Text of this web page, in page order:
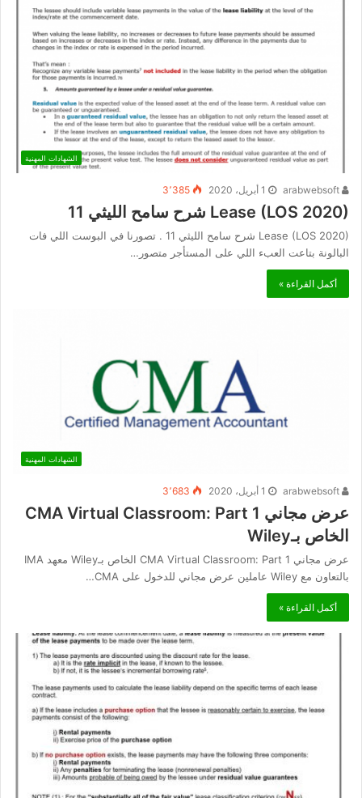
الشهادات المهنية
1 أبريل، 2020 3٬385
Lease (LOS 2020) شرح سامح الليثي 11
Lease (LOS 2020) شرح سامح الليثي 11 . تصورنا في البوست اللي فات
البالونة بتاعت العبء اللي على المستأجر متصور…
أكمل القراءة »
الشهادات المهنية
1 أبريل، 2020 3٬683
عرض مجاني CMA Virtual Classroom: Part 1
الخاص بـWiley
عرض مجاني CMA Virtual Classroom: Part 1 الخاص بـWiley معهد IMA
بالتعاون مع Wiley عاملين عرض مجاني للدخول على CMA…
أكمل القراءة »